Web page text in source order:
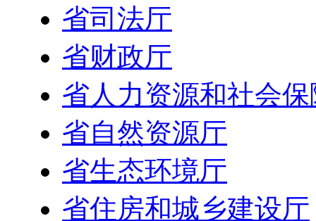
省司法厅
省财政厅
省人力资源和社会
省自然资源厅
省生态环境厅
省住房和城乡建设厅